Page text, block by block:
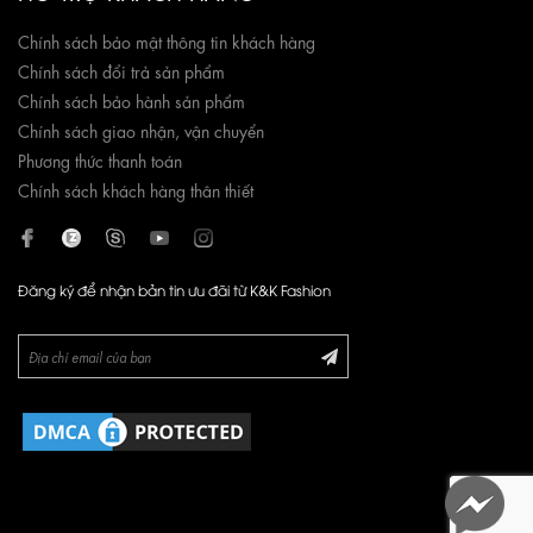
Chính sách bảo mật thông tin khách hàng
Chính sách đổi trả sản phẩm
Chính sách bảo hành sản phẩm
Chính sách giao nhận, vận chuyển
Phương thức thanh toán
Chính sách khách hàng thân thiết
Đăng ký để nhận bản tin ưu đãi từ K&K Fashion